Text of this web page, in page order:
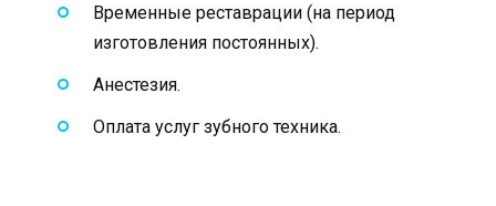
Временные реставрации (на период
изготовления постоянных).
Анестезия.
Оплата услуг зубного техника.